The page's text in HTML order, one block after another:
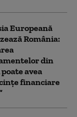
Europeană
România:
din
avea
financiare